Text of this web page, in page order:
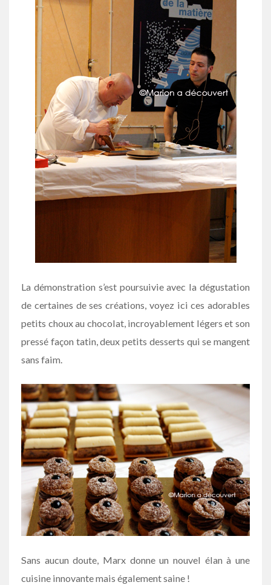
La démonstration s’est poursuivie avec la dégustation
de certaines de ses créations, voyez ici ces adorables
petits choux au chocolat, incroyablement légers et son
pressé façon tatin, deux petits desserts qui se mangent
sans faim.
Sans aucun doute, Marx donne un nouvel élan à une
cuisine innovante mais également saine !